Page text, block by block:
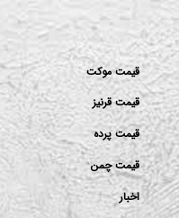
قیمت موکت
قیمت قرنیز
قیمت پرده
قیمت چمن
اخبار